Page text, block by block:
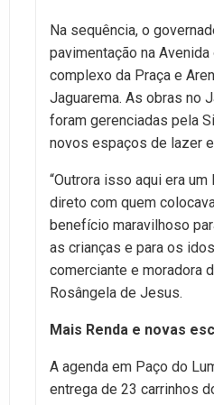
Na sequência, o
pavimentação na Avenida
complexo da Praça e
Jaguarema. As obras no
foram gerenciadas pela
novos espaços de lazer
“Outrora isso aqui era
direto com quem
benefício maravilhoso
as crianças e para os
comerciante e moradora
Rosângela de Jesus.
Mais Renda e novas
A agenda em Paço do
entrega de 23 carrinhos